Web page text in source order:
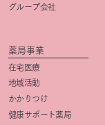
グループ会社
薬局事業
在宅医療
地域活動
かかりつけ
健康サポート薬局